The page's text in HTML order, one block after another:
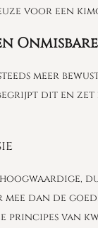
voor een
meer
begrijpt dit en
dan de
principes